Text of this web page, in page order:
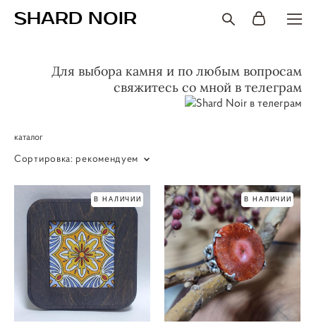
SHARD NOIR
Для выбора камня и по любым вопросам
свяжитесь со мной в телеграм
каталог
Сортировка: рекомендуем
В НАЛИЧИИ В НАЛИЧИИ